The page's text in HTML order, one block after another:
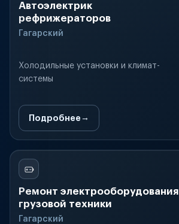
Автоэлектрик
рефрижераторов
Гагарский
Холодильные установки и климат-
системы
Подробнее
Ремонт электрооборудования
грузовой техники
Гагарский